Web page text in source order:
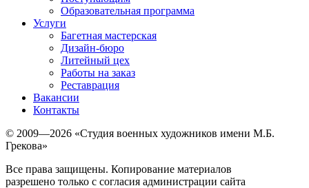
Образовательная программа
Услуги
Багетная мастерская
Дизайн-бюро
Литейный цех
Работы на заказ
Реставрация
Вакансии
Контакты
© 2009—2026 «Студия военных художников имени М.Б.
Грекова»
Все права защищены. Копирование материалов
разрешено только с согласия администрации сайта